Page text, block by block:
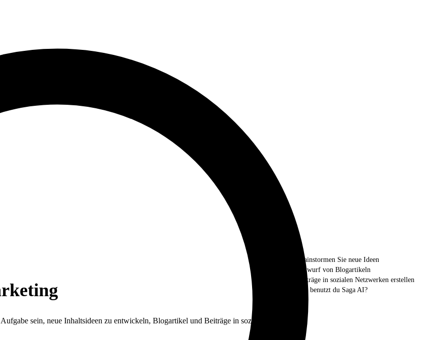
sein, neue Inhaltsideen zu entwickeln, Blogartikel und Beiträge in sozialen
Brainstormen Sie neue Ideen
Entwurf von Blogartikeln
Beiträge in sozialen Netzwerken erstellen
Wie benutzt du Saga AI?